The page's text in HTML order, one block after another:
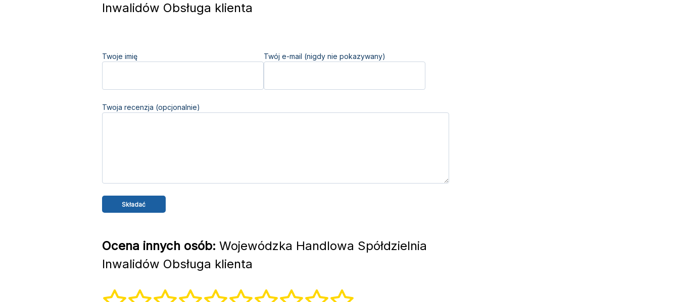
Inwalidów Obsługa klienta
Twoje imię Twój e-mail (nigdy nie pokazywany)
Twoja recenzja (opcjonalnie)
Ocena innych osób: Wojewódzka Handlowa Spółdzielnia
Inwalidów Obsługa klienta